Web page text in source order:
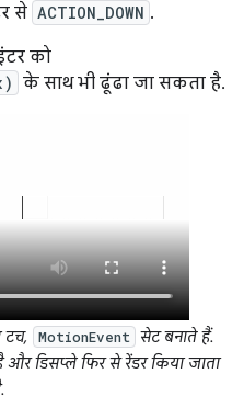
से ACTION_DOWN .
को
के साथ भी ढूंढा जा सकता है.
टच, MotionEvent
सेट बनाते हैं.
और डिसप्ले फिर से रेंडर किया जाता